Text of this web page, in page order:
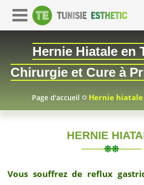
Hernie Hiatale en
Chirurgie et Cure à
Page d'accueil Hernie
HERNIE
27
l'hernie
Vous souffrez de reflux